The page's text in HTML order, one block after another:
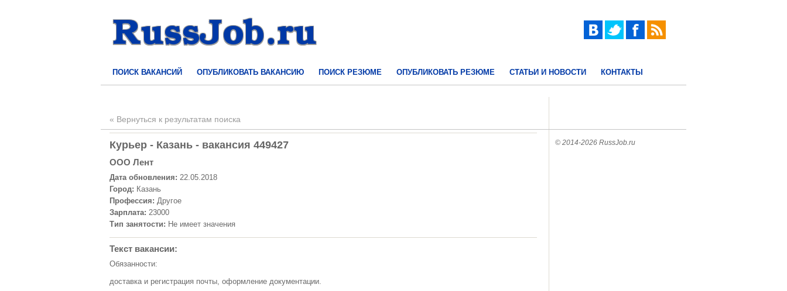
ПОИСК ВАКАНСИЙ ОПУБЛИКОВАТЬ ВАКАНСИЮ ПОИСК РЕЗЮМЕ ОПУБЛИКОВАТЬ РЕЗЮМЕ СТАТЬИ И НОВОСТИ КОНТАКТЫ
« Вернуться к результатам поиска
Курьер - Казань - вакансия 449427
ООО Лент
Дата обновления: 22.05.2018
Город: Казань
Профессия: Другое
Зарплата: 23000
Тип занятости: Не имеет значения
Текст вакансии:
Обязанности:
доставка и регистрация почты, оформление документации.
© 2014-2026 RussJob.ru